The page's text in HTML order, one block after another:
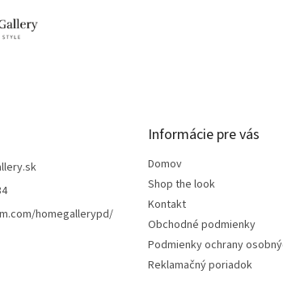
homegallerypd/
Informácie pre vás
Domov
Shop the look
Kontakt
Obchodné podmienky
Podmienky ochrany
Reklamačný poriadok